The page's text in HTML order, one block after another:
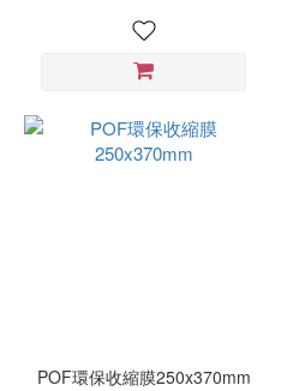
POF環保收縮膜250x370mm